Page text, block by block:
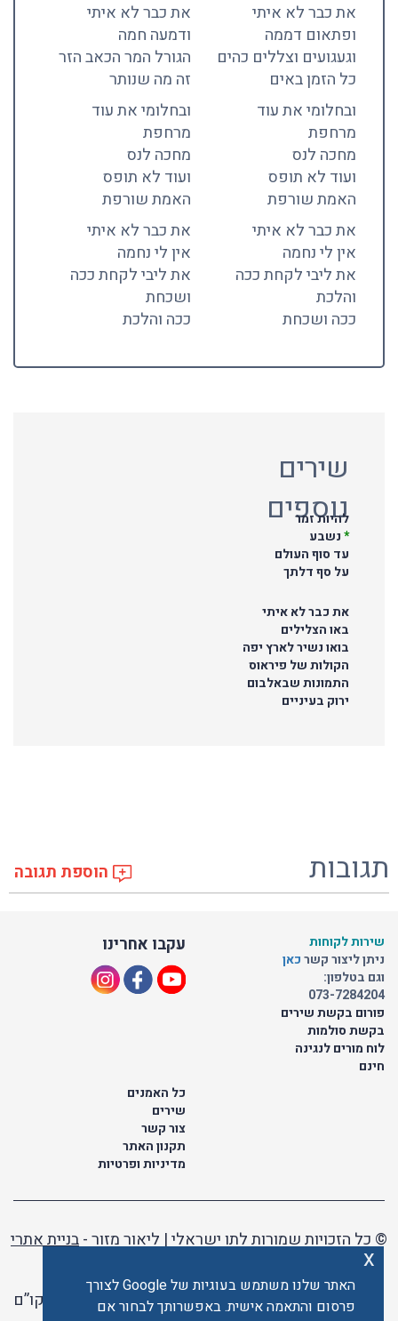
את כבר לא איתי
ופתאום דממה
וגעגועים וצללים כהים
כל הזמן באים
ובחלומי את עוד
מרחפת
מחכה לנס
ועוד לא תופס
האמת שורפת
את כבר לא איתי
אין לי נחמה
את ליבי לקחת ככה
והלכת
ככה ושכחת
את כבר לא איתי
ודמעה חמה
הגורל המר הכאב הזר
זה מה שנותר
ובחלומי את עוד
מרחפת
מחכה לנס
ועוד לא תופס
האמת שורפת
את כבר לא איתי
אין לי נחמה
את ליבי לקחת ככה
ושכחת
ככה והלכת
שירים
נוספים
להיות זמר
*נשבע
עד סוף העולם
על סף דלתך
את כבר לא איתי
באו הצלילים
בואו נשיר לארץ יפה
הקולות של פיראוס
התמונות שבאלבום
ירוק בעיניים
תגובות הוספת תגובה
עקבו אחרינו
שירות לקוחות
ניתן ליצור קשרכאן
וגם בטלפון:
073-7284204
פורום בקשת שירים
בקשת סולמות
לוח מורים לנגינה
חינם
כל האמנים
שירים
צור קשר
תקנון האתר
מדיניות ופרטיות
© כל הזכויות שמורות לתו ישראלי | ליאור מזור -בניית אתרי
האתר פועל ברשיון אקו”ם
האתר שלנו משתמש בעוגיות של Google לצורך
פרסום והתאמה אישית. באפשרותך לבחור אם
x